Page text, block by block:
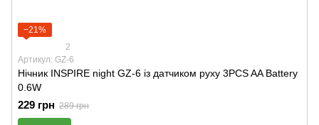
−21%
2
Артикул: GZ-6
Нічник INSPIRE night GZ-6 із датчиком руху 3PCS AA Battery
0.6W
229 грн 289 грн